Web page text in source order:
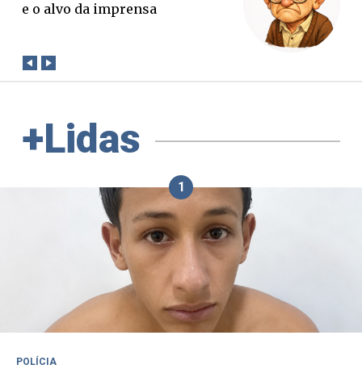
e o alvo da imprensa
+Lidas
1
POLÍCIA